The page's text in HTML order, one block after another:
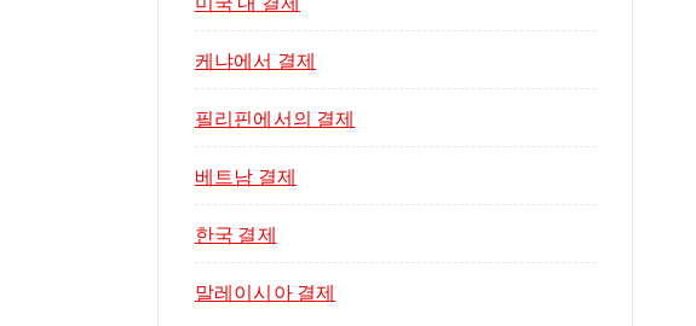
케냐에서 결제
필리핀에서의 결제
베트남 결제
한국 결제
말레이시아 결제